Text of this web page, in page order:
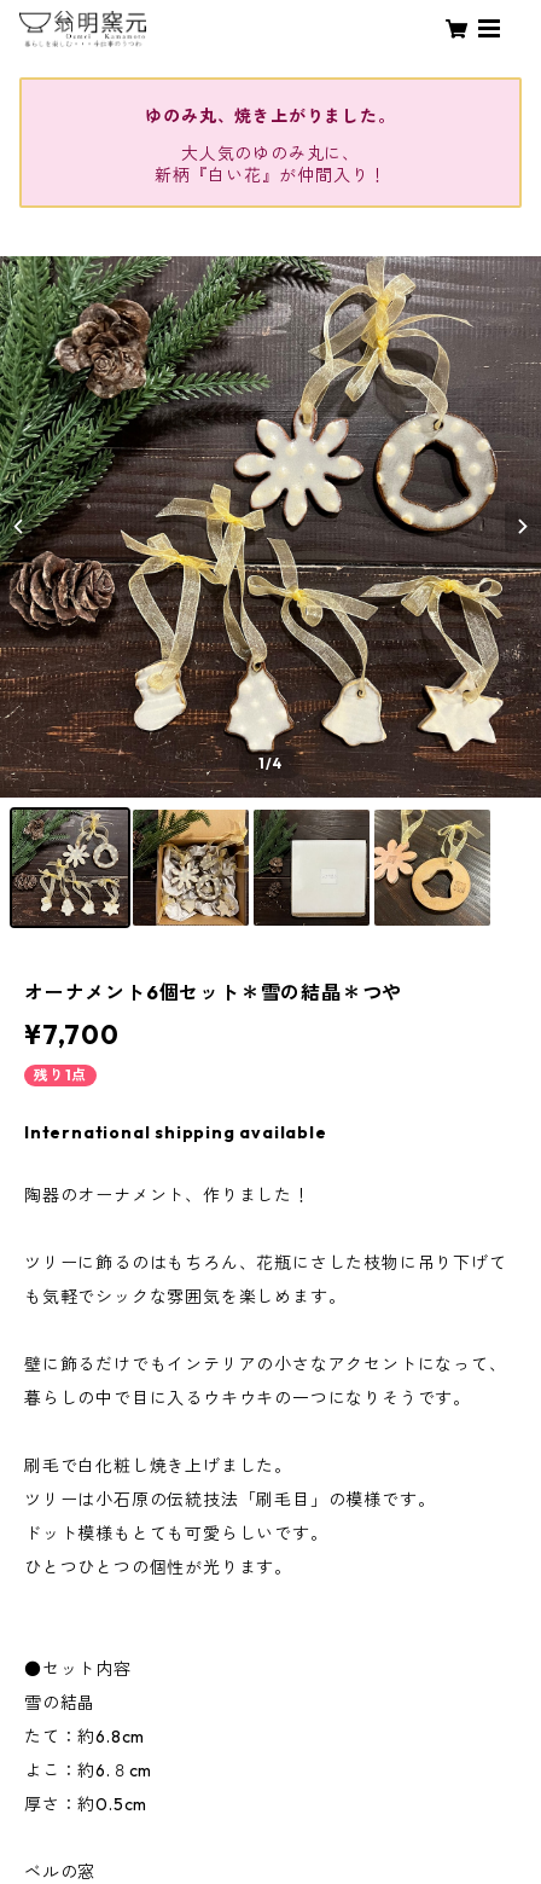
ゆのみ丸、焼き上がりました。
大人気のゆのみ丸に、
新柄『白い花』が仲間入り！
1/4
オーナメント6個セット＊雪の結晶＊つや
¥7,700
残り1点
International shipping available
陶器のオーナメント、作りました！
ツリーに飾るのはもちろん、花瓶にさした枝物に吊り下げて
も気軽でシックな雰囲気を楽しめます。
壁に飾るだけでもインテリアの小さなアクセントになって、
暮らしの中で目に入るウキウキの一つになりそうです。
刷毛で白化粧し焼き上げました。
ツリーは小石原の伝統技法「刷毛目」の模様です。
ドット模様もとても可愛らしいです。
ひとつひとつの個性が光ります。
●セット内容
雪の結晶
たて：約6.8cm
よこ：約6.８cm
厚さ：約0.5cm
ベルの窓